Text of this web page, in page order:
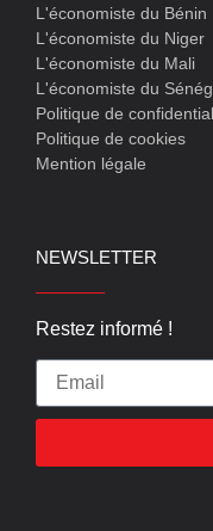
L'économiste du Bénin
L'économiste du Niger
L'économiste du Mali
L'économiste du
Politique de
Politique de cookies
Mention légale
NEWSLETTER
Restez informé !